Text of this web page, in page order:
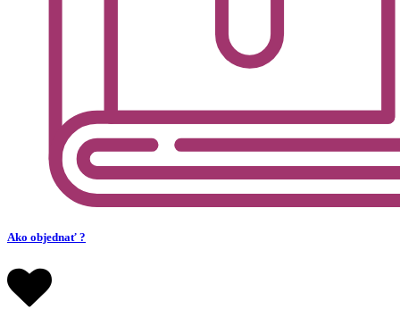
Ako objednať ?